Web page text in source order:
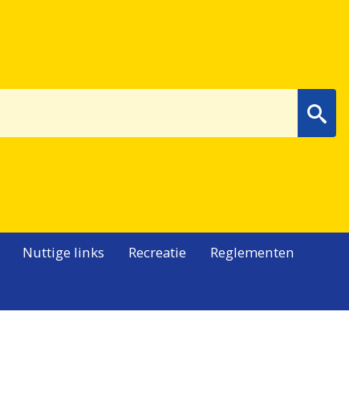
Nuttige links Recreatie Reglementen